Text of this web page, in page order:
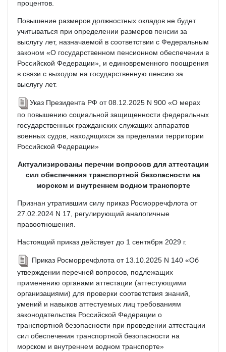
процентов.
Повышение размеров должностных окладов не будет
учитываться при определении размеров пенсии за
выслугу лет, назначаемой в соответствии с Федеральным
законом «О государственном пенсионном обеспечении в
Российской Федерации», и единовременного поощрения
в связи с выходом на государственную пенсию за
выслугу лет.
Указ Президента РФ от 08.12.2025 N 900 «О мерах
по повышению социальной защищенности федеральных
государственных гражданских служащих аппаратов
военных судов, находящихся за пределами территории
Российской Федерации»
Актуализированы перечни вопросов для аттестации
сил обеспечения транспортной безопасности на
морском и внутреннем водном транспорте
Признан утратившим силу приказ Росморречфлота от
27.02.2024 N 17, регулирующий аналогичные
правоотношения.
Настоящий приказ действует до 1 сентября 2029 г.
Приказ Росморречфлота от 13.10.2025 N 140 «Об
утверждении перечней вопросов, подлежащих
применению органами аттестации (аттестующими
организациями) для проверки соответствия знаний,
умений и навыков аттестуемых лиц требованиям
законодательства Российской Федерации о
транспортной безопасности при проведении аттестации
сил обеспечения транспортной безопасности на
морском и внутреннем водном транспорте»